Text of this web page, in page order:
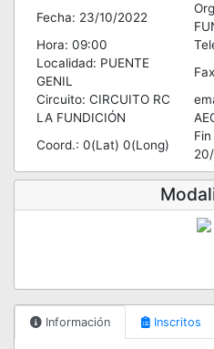
Fecha: 23/10/2022
Hora: 09:00
Localidad: PUENTE
GENIL
Circuito: CIRCUITO RC
LA FUNDICIÓN
Coord.: 0(Lat) 0(Long)
Información Inscritos